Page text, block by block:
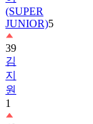
39
김
지
원
1
40
키